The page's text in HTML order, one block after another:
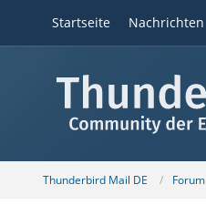
Startseite Nachrichten
Thunderbird Mail DE Forum